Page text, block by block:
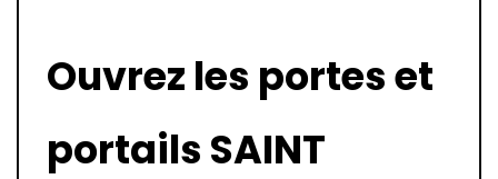
Ouvrez les portes et
portails SAINT